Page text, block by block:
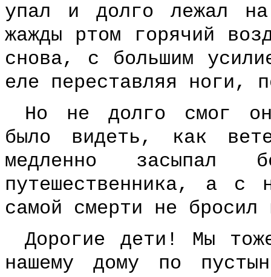
упал и долго лежал
жажды ртом горячий
снова, с большим
еле переставляя ноги,
Но не долго смог
было видеть, как
медленно засыпал
путешественника, а
самой смерти не
Дорогие дети! Мы
нашему дому по